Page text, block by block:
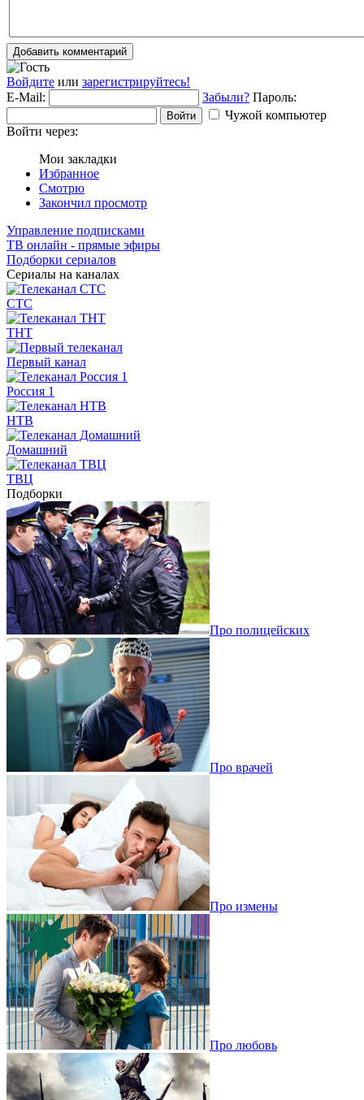
Добавить комментарий
Войдите или зарегистрируйтесь!
E-Mail:
Забыли? Пароль:
Войти
Чужой компьютер
Войти через:
Мои закладки
Избранное
Смотрю
Закончил просмотр
Управление подписками
ТВ онлайн - прямые эфиры
Подборки сериалов
Сериалы на каналах
СТС
ТНТ
Первый канал
Россия 1
НТВ
Домашний
ТВЦ
Подборки
Про полицейских
Про врачей
Про измены
Про любовь